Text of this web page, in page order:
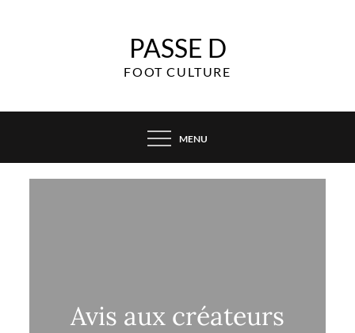
PASSE D
FOOT CULTURE
MENU
Avis aux créateurs